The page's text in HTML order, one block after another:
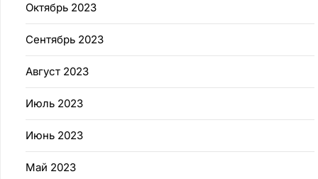
Октябрь 2023
Сентябрь 2023
Август 2023
Июль 2023
Июнь 2023
Май 2023